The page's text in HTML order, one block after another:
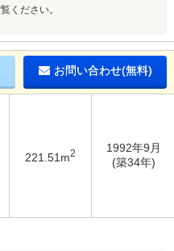
ください。
お問い合わせ(無料)
221.51m2
1992年9月
(築34年)